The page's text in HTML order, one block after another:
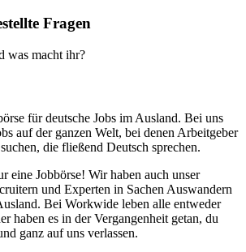
Fragen
was macht ihr?
für deutsche Jobs im Ausland. Bei uns
auf der ganzen Welt, bei denen Arbeitgeber
die fließend Deutsch sprechen.
eine Jobbörse! Wir haben auch unser
und Experten in Sachen Auswandern
Bei Workwide leben alle entweder
haben es in der Vergangenheit getan, du
ganz auf uns verlassen.